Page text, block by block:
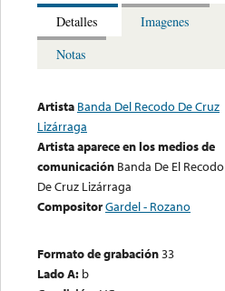
Detalles
Imagenes
Notas
Artista Banda Del Recodo De Cruz
Lizárraga
Artista aparece en los medios de
comunicación Banda De El Recodo
De Cruz Lizárraga
CompositorGardel - Rozano
Formato de grabación33
Lado A: b